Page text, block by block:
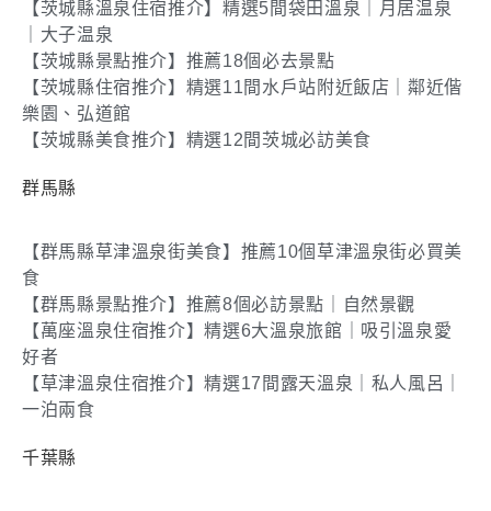
【茨城縣溫泉住宿推介】精選5間袋田溫泉｜月居温泉
｜大子温泉
【茨城縣景點推介】推薦18個必去景點
【茨城縣住宿推介】精選11間水戶站附近飯店｜鄰近偕
樂園、弘道館
【茨城縣美食推介】精選12間茨城必訪美食
群馬縣
【群馬縣草津溫泉街美食】推薦10個草津溫泉街必買美
食
【群馬縣景點推介】推薦8個必訪景點｜自然景觀
【萬座溫泉住宿推介】精選6大溫泉旅館｜吸引溫泉愛
好者
【草津溫泉住宿推介】精選17間露天溫泉｜私人風呂｜
一泊兩食
千葉縣